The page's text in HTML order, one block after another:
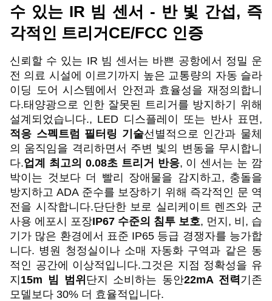
수 있는 IR 빔 센서 - 반 빛 간섭, 즉
각적인 트리거 CE/FCC 인증
신뢰할 수 있는 IR 빔 센서는 바쁜 공항에서 정밀 운
전 의료 시설에 이르기까지 높은 교통량의 자동 슬라
이딩 도어 시스템에서 안전과 효율성을 재정의합니
다.태양광으로 인한 잘못된 트리거를 방지하기 위해
설계되었습니다., LED 디스플레이 또는 반사 표면,
적응 스펙트럼 필터링 기술선별적으로 인간과 물체
의 움직임을 격리하면서 주변 빛의 변동을 무시합니
다.업계 최고의 0.08초 트리거 반응, 이 센서는 눈 깜
박이는 것보다 더 빨리 장애물을 감지하고, 충돌을
방지하고 ADA 준수를 보장하기 위해 즉각적인 문 역
전을 시작합니다.단단한 보로 실리케이트 렌즈와 군
사용 에포시 포장IP67 수준의 침투 보호, 먼지, 비, 습
기가 많은 환경에서 표준 IP65 등급 경쟁자를 능가합
니다. 병원 청정실이나 소매 자동화 구역과 같은 동
적인 공간에 이상적입니다.그것은 지점 정확성을 유
지 15m 빔 범위 단지 소비하는 동안22mA 전력기존
모델보다 30% 더 효율적입니다.